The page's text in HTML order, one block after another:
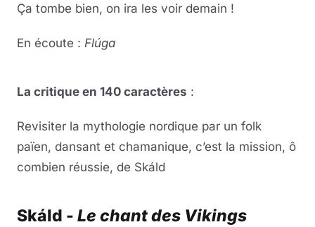
Ça tombe bien, on ira les voir demain !
En écoute : Flúga
YouTube · le lecteur se charge au clic
La critique en 140 caractères :
Revisiter la mythologie nordique par un folk
païen, dansant et chamanique, c’est la mission, ô
combien réussie, de Skáld
Skáld - Le chant des Vikings